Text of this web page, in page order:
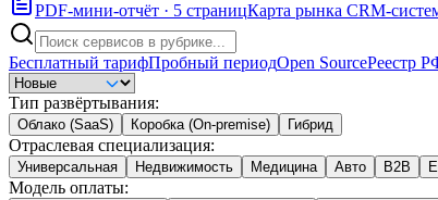
PDF-мини-отчёт · 5 страницКарта рынка CRM-
Бесплатный тарифПробный периодOpen SourceРеестр
Тип развёртывания:
Облако (SaaS) Коробка (On-premise) Гибрид
Отраслевая специализация:
Универсальная Недвижимость Медицина Авто B2B
Модель оплаты: